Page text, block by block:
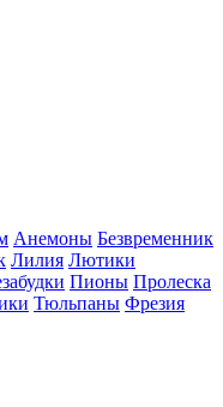
Анемоны Безвременник
Лилия Лютики
Пионы Пролеска
Тюльпаны Фрезия